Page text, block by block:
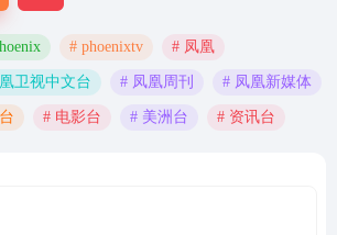
# phoenixtv # 凤凰
卫视中文台 # 凤凰周刊 # 凤凰新媒体
# 电影台 # 美洲台 # 资讯台